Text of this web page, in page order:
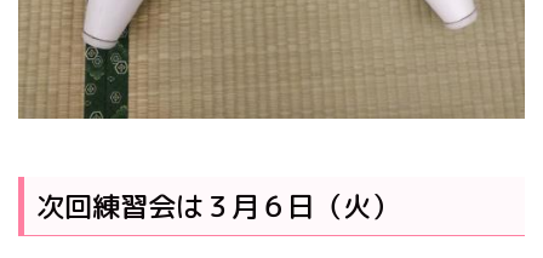
次回練習会は３月６日（火）